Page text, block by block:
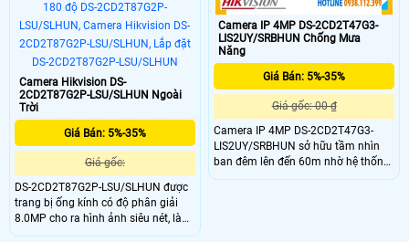
Camera Hikvision DS-
2CD2T87G2P-LSU/SLHUN Ngoài
Trời
Giá Bán: 5%-35%
Giá gốc:
DS-2CD2T87G2P-LSU/SLHUN được
trang bị ống kính có độ phân giải
8.0MP cho ra hình ảnh siêu nét, là
dòng camera có 2 mắt kết hợp nhìn
Camera IP 4MP DS-2CD2T47G3-
LIS2UY/SRBHUN Chống Mưa
Năng
Giá Bán: 5%-35%
Giá gốc: 00 ₫
Camera IP 4MP DS-2CD2T47G3-
LIS2UY/SRBHUN sở hữu tầm nhìn
ban đêm lên đến 60m nhờ hệ thống
đèn lai Hybrid Light chiếu xa đến 60